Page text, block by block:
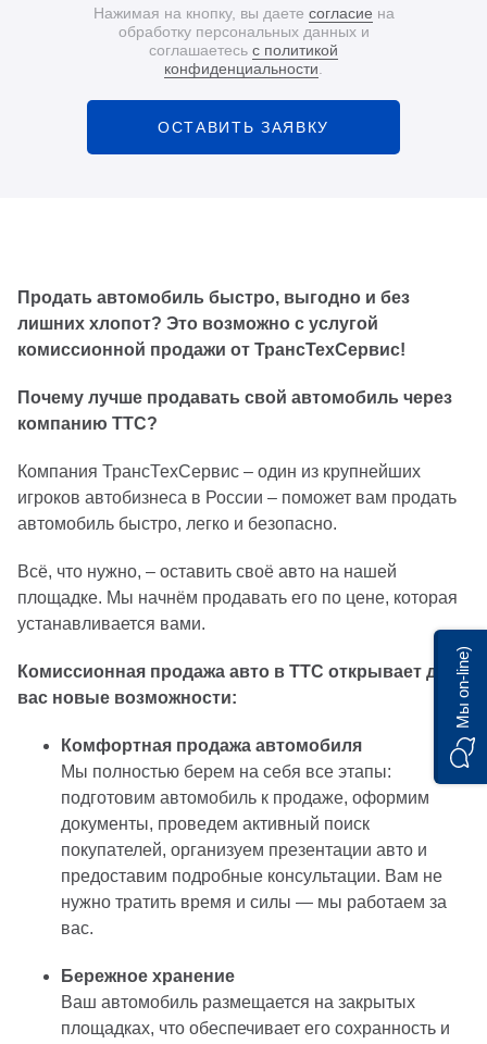
Нажимая на кнопку, вы даете согласие на
обработку персональных данных и
соглашаетесь с политикой
конфиденциальности.
ОСТАВИТЬ ЗАЯВКУ
Продать автомобиль быстро, выгодно и без
лишних хлопот? Это возможно с услугой
комиссионной продажи от ТрансТехСервис!
Почему лучше продавать свой автомобиль через
компанию ТТС?
Компания ТрансТехСервис – один из крупнейших
игроков автобизнеса в России – поможет вам продать
автомобиль быстро, легко и безопасно.
Всё, что нужно, – оставить своё авто на нашей
площадке. Мы начнём продавать его по цене, которая
устанавливается вами.
Комиссионная продажа авто в ТТС открывает для
вас новые возможности:
Комфортная продажа автомобиля
Мы полностью берем на себя все этапы:
подготовим автомобиль к продаже, оформим
документы, проведем активный поиск
покупателей, организуем презентации авто и
предоставим подробные консультации. Вам не
нужно тратить время и силы — мы работаем за
вас.
Бережное хранение
Ваш автомобиль размещается на закрытых
площадках, что обеспечивает его сохранность и
Мы on-line)